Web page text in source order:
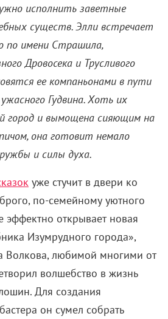
исполнить заветные
существ. Элли встречает
по имени Страшила,
Дровосека и Трусливого
ее компаньонами в пути
Гудвина. Хоть их
город и вымощена сияющим на
она готовит немало
и силы духа.
уже стучит в двери ко
по-семейному уютного
эффектно открывает новая
Изумрудного города»,
Волкова, любимой многими от
волшебство в жизнь
Для создания
он сумел собрать